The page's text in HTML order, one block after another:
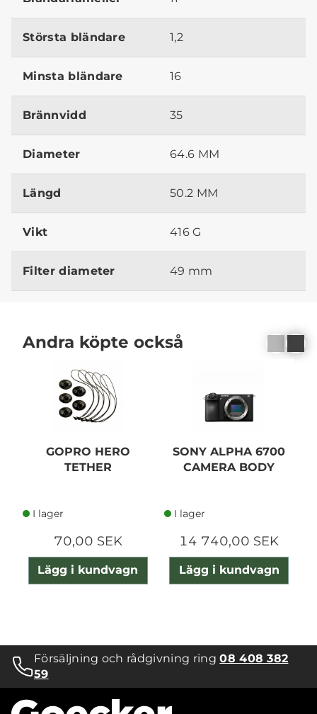
Största bländare 1,2
Minsta bländare 16
Brännvidd 35
Diameter 64.6 MM
Längd 50.2 MM
Vikt 416 G
Filter diameter 49 mm
Andra köpte också
GOPRO HERO
TETHER
I lager
70,00 SEK
Lägg i kundvagn
SONY ALPHA 6700
CAMERA BODY
I lager
14 740,00 SEK
Lägg i kundvagn
Försäljning och rådgivning ring08 408 382
59